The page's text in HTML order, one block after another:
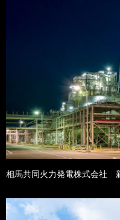
相馬共同火力発電株式会社